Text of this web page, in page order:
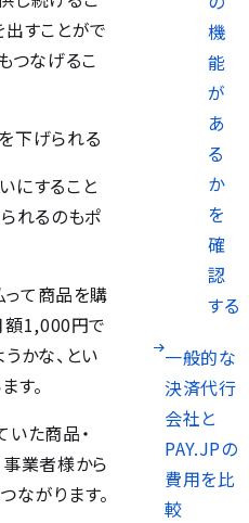
機
能
が
あ
る
か
を
確
認
する
一般的な
決済代行
会社と
PAY.JPの
費用を比
較
すことがで
つなげるこ
下げられる
にすること
れるのもポ
て商品を購
額1,000円で
かな、とい
す。
た商品・
業者様から
がります。